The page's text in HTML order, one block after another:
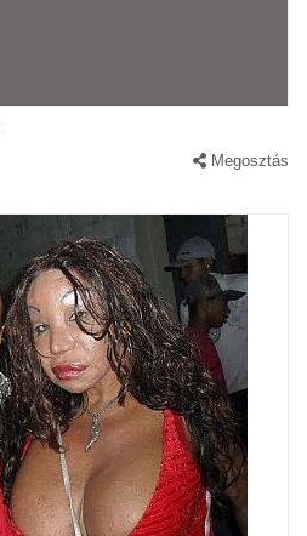
Megosztás